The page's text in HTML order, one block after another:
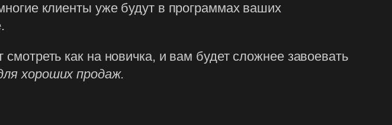
клиенты уже будут в программах ваших
как на новичка, и вам будет сложнее завоевать
хороших продаж.